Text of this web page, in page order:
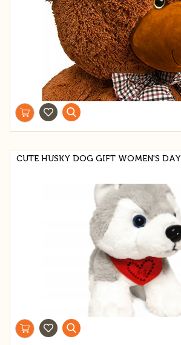
CUTE HUSKY DOG GIFT WOMEN'S DAY